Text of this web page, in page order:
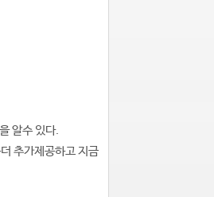
알수 있다.
추가제공하고 지금